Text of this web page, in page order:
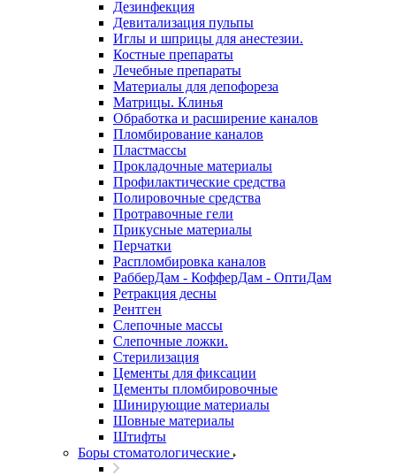
Дезинфекция
Девитализация пульпы
Иглы и шприцы для анестезии.
Костные препараты
Лечебные препараты
Материалы для депофореза
Матрицы. Клинья
Обработка и расширение каналов
Пломбирование каналов
Пластмассы
Прокладочные материалы
Профилактические средства
Полировочные средства
Протравочные гели
Прикусные материалы
Перчатки
Распломбировка каналов
РабберДам - КофферДам - ОптиДам
Ретракция десны
Рентген
Слепочные массы
Слепочные ложки.
Стерилизация
Цементы для фиксации
Цементы пломбировочные
Шинирующие материалы
Шовные материалы
Штифты
Боры стоматологические